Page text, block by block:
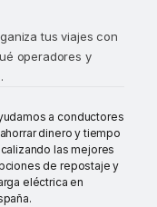
tus viajes con
operadores y
a conductores
dinero y tiempo
las mejores
de repostaje y
eléctrica en